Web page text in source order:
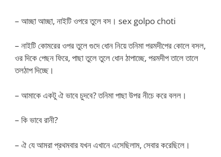
– আচ্ছা আচ্ছা, নাইটি ওপরে তুলে বস। sex golpo choti
– নাইটি কোমরের ওপর তুলে গুদে ধোন নিয়ে তনিমা পরমদীপের কোলে বসল,
ওর দিকে পেছন ফিরে, পাছা তুলে তুলে ধোন ঠাপাচ্ছে, পরমদীপ তালে তালে
তলঠাপ দিচ্ছে।
– আমাকে একটু ঐ ভাবে চুদবে? তনিমা পাছা উপর নীচে করে বলল।
– কি ভাবে রানী?
– ঐ যে আমরা প্রথমবার যখন এখানে এসেছিলাম, সেবার করেছিলে।